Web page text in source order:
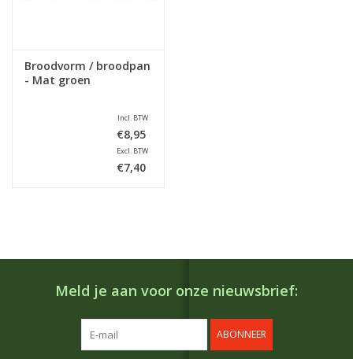
Broodvorm / broodpan
- Mat groen
Incl. BTW
€8,95
Excl. BTW
€7,40
Meld je aan voor onze nieuwsbrief:
ABONNEER